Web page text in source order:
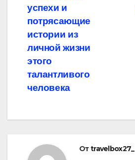
успехи и
потрясающие
истории из
личной жизни
этого
талантливого
человека
Отtravelbox27_